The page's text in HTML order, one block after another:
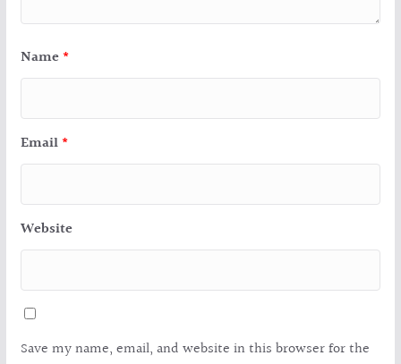
Name *
Email *
Website
Save my name, email, and website in this browser for the